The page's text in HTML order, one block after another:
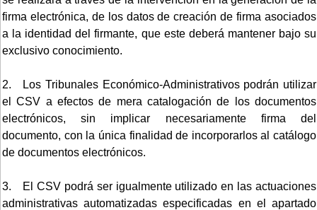
firma electrónica, de los datos de creación de firma asociados
a la identidad del firmante, que este deberá mantener bajo su
exclusivo conocimiento.
2. Los Tribunales Económico-Administrativos podrán utilizar
el CSV a efectos de mera catalogación de los documentos
electrónicos, sin implicar necesariamente firma del
documento, con la única finalidad de incorporarlos al catálogo
de documentos electrónicos.
3. El CSV podrá ser igualmente utilizado en las actuaciones
administrativas automatizadas especificadas en el apartado